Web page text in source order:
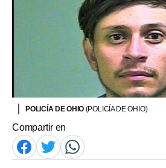
POLICÍA DE OHIO (POLICÍA DE OHIO)
Compartir en